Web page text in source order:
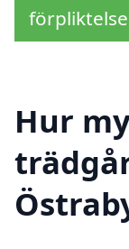
Hur